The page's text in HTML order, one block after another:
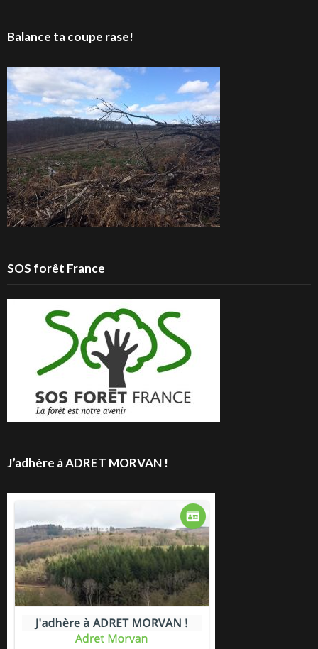
Balance ta coupe rase!
SOS forêt France
J’adhère à ADRET MORVAN !